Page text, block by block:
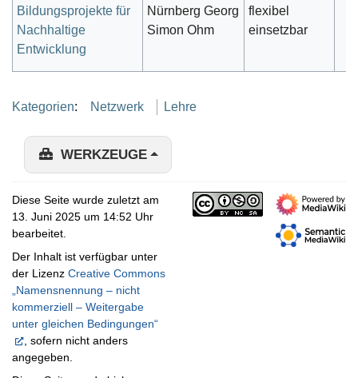
Bildungsprojekte für
Nachhaltige
Entwicklung
Nürnberg Georg
Simon Ohm
flexibel
einsetzbar
Kategorien: Netzwerk Lehre
WERKZEUGE
Diese Seite wurde zuletzt am
13. Juni 2025 um 14:52 Uhr
bearbeitet.
Der Inhalt ist verfügbar unter
der Lizenz Creative Commons
„Namensnennung – nicht
kommerziell – Weitergabe
unter gleichen Bedingungen“
, sofern nicht anders
angegeben.